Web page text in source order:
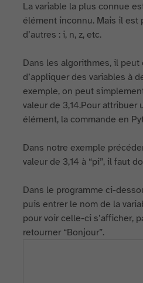
La variable la plus connue
élément inconnu. Mais il est
d’autres : i, n, z, etc.
Dans les algorithmes, il peut
d’appliquer des variables à
exemple, on peut
valeur de 3,14.Pour attribuer
élément, la commande en
Dans notre exemple
valeur de 3,14 à “pi”, il faut
Dans le programme ci-
puis entrer le nom de la
pour voir celle-ci s’afficher,
retourner “Bonjour”.